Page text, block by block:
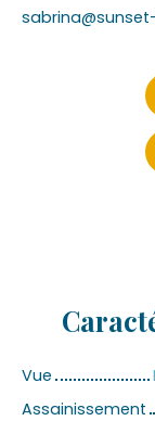
Vue
Assainissement